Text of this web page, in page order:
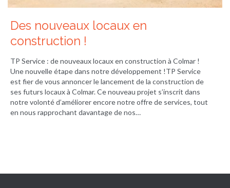
Des nouveaux locaux en
construction !
TP Service : de nouveaux locaux en construction à Colmar !
Une nouvelle étape dans notre développement !TP Service
est fier de vous annoncer le lancement de la construction de
ses futurs locaux à Colmar. Ce nouveau projet s’inscrit dans
notre volonté d’améliorer encore notre offre de services, tout
en nous rapprochant davantage de nos…